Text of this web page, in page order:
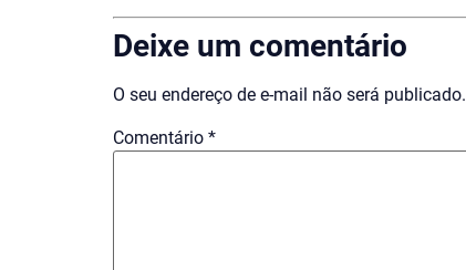
Deixe um comentário
O seu endereço de e-mail não será publicado.
Comentário *